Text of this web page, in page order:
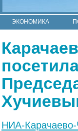
ЭКОНОМИКА
НИА-Карачаево-